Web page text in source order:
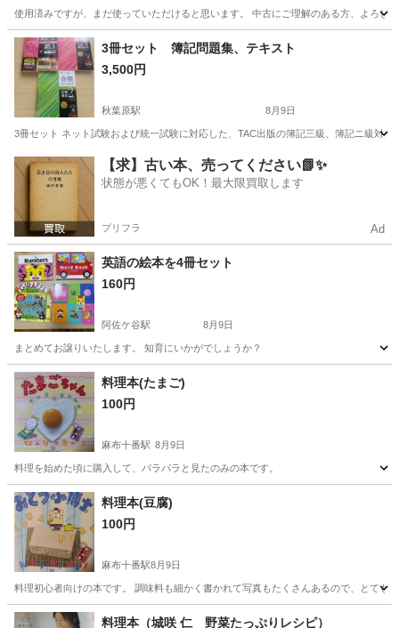
使用済みですが、まだ使っていただけると思います。 中古にご理解のある方、よろし
東京 杉並区 阿佐ケ谷駅 絵本 こどもちゃれんじ
3冊セット 簿記問題集、テキスト
3,500円
秋葉原駅 8月9日
3冊セット ネット試験および統一試験に対応した、TAC出版の簿記三級、簿記ニ級対
東京 千代田区 秋葉原駅 参考書 問題集
【求】古い本、売ってください📗✨
状態が悪くてもOK！最大限買取します
プリフラ Ad
英語の絵本を4冊セット
160円
阿佐ケ谷駅 8月9日
まとめてお譲りいたします。 知育にいかがでしょうか？
東京 杉並区 阿佐ケ谷駅
料理本(たまご)
100円
麻布十番駅 8月9日
料理を始めた頃に購入して、パラパラと見たのみの本です。
東京 港区 麻布十番駅
料理本(豆腐)
100円
麻布十番駅8月9日
料理初心者向けの本です。 調味料も細かく書かれて写真もたくさんあるので、とても
東京 港区 麻布十番駅 その他 料理本
料理本（城咲 仁 野菜たっぷりレシピ）